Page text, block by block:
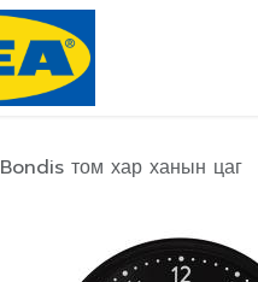
Bondis том хар ханын цаг